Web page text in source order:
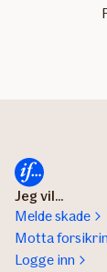
Jeg vil...
Melde skade
Motta
Logge inn